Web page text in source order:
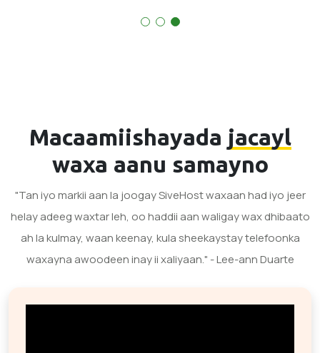
Macaamiishayada jacayl
waxa aanu samayno
"Tan iyo markii aan la joogay SiveHost waxaan had iyo jeer
helay adeeg waxtar leh, oo haddii aan waligay wax dhibaato
ah la kulmay, waan keenay, kula sheekaystay telefoonka
waxayna awoodeen inay ii xaliyaan." - Lee-ann Duarte